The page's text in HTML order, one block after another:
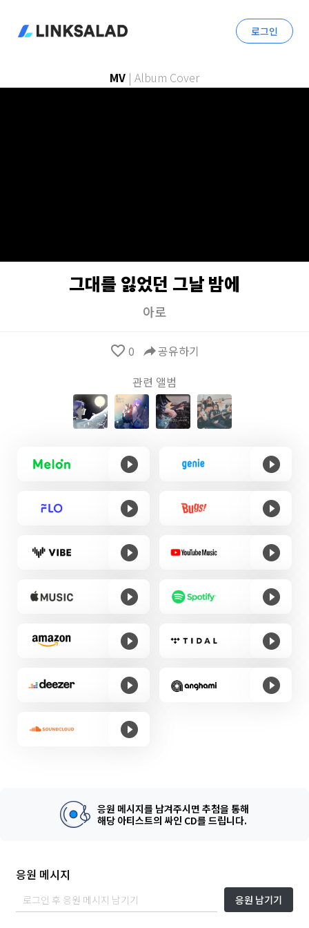
로그인
MV | Album Cover
그대를 잃었던 그날 밤에
아로
favorite_border 0 reply공유하기
관련 앨범
응원 메시지를 남겨주시면 추첨을 통해
해당 아티스트의 싸인 CD를 드립니다.
응원 메시지
응원 남기기